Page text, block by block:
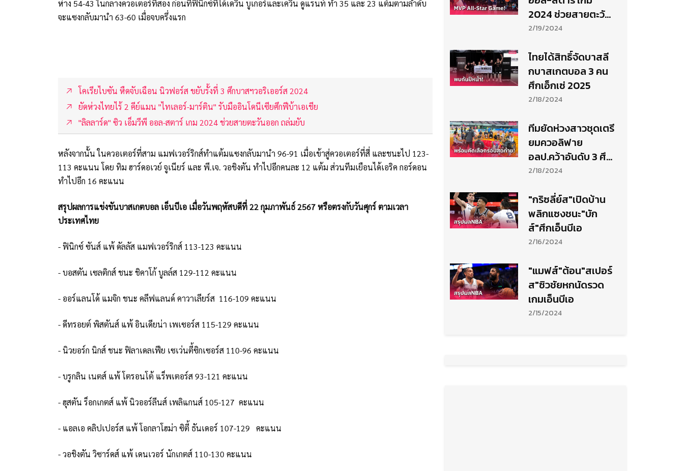
ห่าง 54-43 ในกลางควอเตอร์ที่สอง ก่อนที่ฟินิกซ์ที่ได้เดวิน บูเกอร์และเควิน ดูแรนท์ ทำ 35 และ 23 แต้มตามลำดับ
จะแซงกลับมานำ 63-60 เมื่อจบครึ่งแรก
โคเรียไบซัน หืดจับเฉือน นิวฟอร์ส ขยับรั้งที่ 3 ศึกบาสฯวอริเออร์ส 2024
ยัดห่วงไทยไร้ 2 คีย์แมน "ไทเลอร์-มาร์ติน" รับมืออินโดนีเซียศึกฟีบ้าเอเชีย
"ลิลลาร์ด" ซิว เอ็มวีพี ออล-สตาร์ เกม 2024 ช่วยสายตะวันออก ถล่มยับ
หลังจากนั้น ในควอเตอร์ที่สาม แมฟเวอร์ริกส์ทำแต้มแซงกลับมานำ 96-91 เมื่อเข้าสู่ควอเตอร์ที่สี่ และชนะไป 123-
113 คะแนน โดย ทิม ฮาร์ดอเวย์ จูเนียร์ และ พี.เจ. วอชิงตัน ทำไปอีกคนละ 12 แต้ม ส่วนทีมเยือนได้เอริค กอร์ดอน
ทำไปอีก 16 คะแนน
สรุปผลการแข่งขันบาสเกตบอล เอ็นบีเอ เมื่อวันพฤหัสบดีที่ 22 กุมภาพันธ์ 2567 หรือตรงกับวันศุกร์ ตามเวลา
ประเทศไทย
- ฟินิกซ์ ซันส์ แพ้ ดัลลัส แมฟเวอร์ริกส์ 113-123 คะแนน
- บอสตัน เซลติกส์ ชนะ ชิคาโก้ บูลล์ส 129-112 คะแนน
- ออร์แลนโด้ แมจิก ชนะ คลีฟแลนด์ คาวาเลียร์ส 116-109 คะแนน
- ดีทรอยต์ พิสตันส์ แพ้ อินเดียน่า เพเซอร์ส 115-129 คะแนน
- นิวยอร์ก นิกส์ ชนะ ฟิลาเดลเฟีย เซเว่นตี้ซิกเซอร์ส 110-96 คะแนน
- บรูกลิน เนตส์ แพ้ โตรอนโต้ แร็พเตอร์ส 93-121 คะแนน
- ฮุสตัน ร็อกเกตส์ แพ้ นิวออร์ลีนส์ เพลิแกนส์ 105-127 คะแนน
- แอลเอ คลิปเปอร์ส แพ้ โอกลาโฮม่า ซิตี้ ธันเดอร์ 107-129 คะแนน
- วอชิงตัน วิซาร์ดส์ แพ้ เดนเวอร์ นักเกตส์ 110-130 คะแนน
2024 ช่วยสายตะวัน
ออก ถล่มยับ
2/19/2024
ไทยได้สิทธิ์จัดบาสลี
กบาสเกตบอล 3 คน
ศึกเอ็กเซ่ 2025
2/18/2024
ทีมยัดห่วงสาวชุดเตรี
ยมควอลิฟาย
อลป.คว้าอันดับ 3 ศึก
โอซาก้าคัพ
2/18/2024
"กริซลี่ย์ส"เปิดบ้าน
พลิกแซงชนะ"บัก
ส์"ศึกเอ็นบีเอ
2/16/2024
"แมฟส์"ต้อน"สเปอร์
ส"ซิวชัยหกนัดรวด
เกมเอ็นบีเอ
2/15/2024